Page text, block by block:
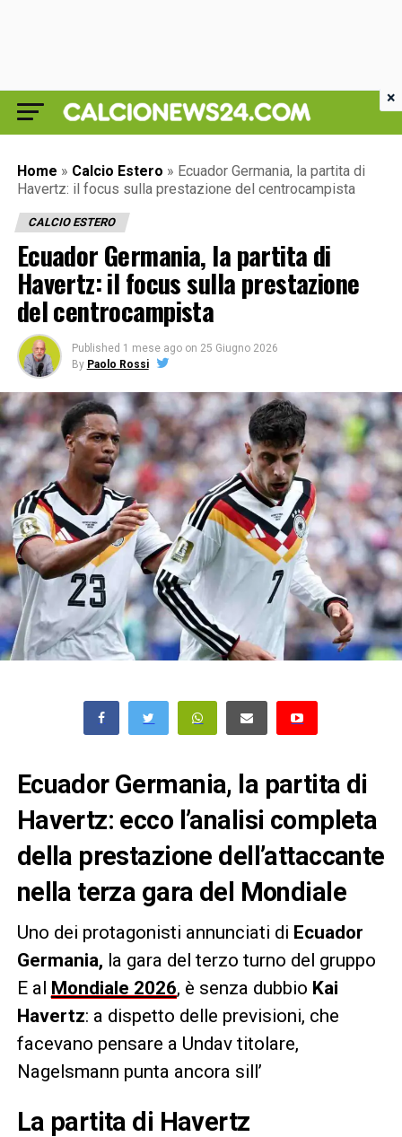
Home » Calcio Estero » Ecuador Germania, la partita di
Havertz: il focus sulla prestazione del centrocampista
CALCIO ESTERO
Ecuador Germania, la partita di
Havertz: il focus sulla prestazione
del centrocampista
Published 1 mese ago on 25 Giugno 2026
By Paolo Rossi
Ecuador Germania, la partita di
Havertz: ecco l’analisi completa
della prestazione dell’attaccante
nella terza gara del Mondiale
Uno dei protagonisti annunciati di Ecuador
Germania, la gara del terzo turno del gruppo
E al
Mondiale 2026, è senza dubbio Kai
Havertz: a dispetto delle previsioni, che
facevano pensare a Undav titolare,
Nagelsmann punta ancora sill’
La partita di Havertz
×